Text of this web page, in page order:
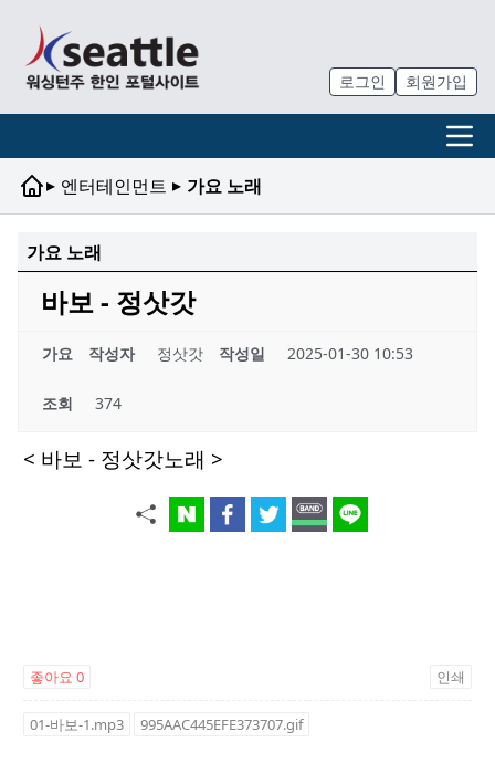
로그인 회원가입
▸ 엔터테인먼트 ▸ 가요 노래
가요 노래
바보 - 정삿갓
가요 작성자 정삿갓 작성일 2025-01-30 10:53
조회 374
< 바보 - 정삿갓노래 >
좋아요 0 인쇄
01-바보-1.mp3 995AAC445EFE373707.gif